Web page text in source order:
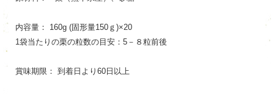
内容量： 160g (固形量150ｇ)×20
1袋当たりの栗の粒数の目安：5－８粒前後
賞味期限： 到着日より60日以上